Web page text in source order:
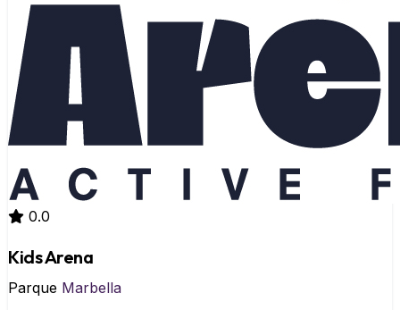
0.0
Kids Arena
Parque Marbella